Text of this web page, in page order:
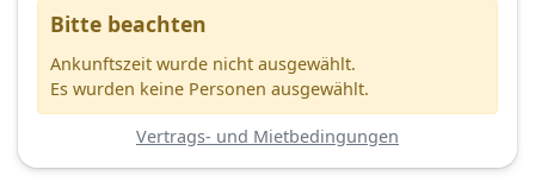
Bitte beachten
Ankunftszeit wurde nicht ausgewählt.
Es wurden keine Personen ausgewählt.
Vertrags- und Mietbedingungen